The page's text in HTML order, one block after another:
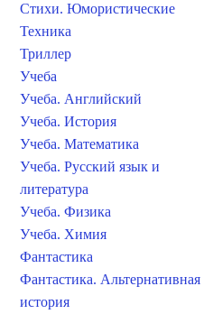
Стихи. Юмористические
Техника
Триллер
Учеба
Учеба. Английский
Учеба. История
Учеба. Математика
Учеба. Русский язык и
литература
Учеба. Физика
Учеба. Химия
Фантастика
Фантастика. Альтернативная
история